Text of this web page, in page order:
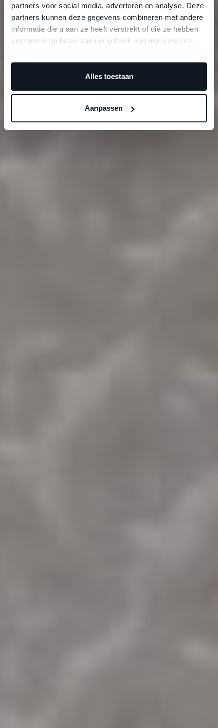
partners voor social media, adverteren en analyse. Deze
partners kunnen deze gegevens combineren met andere
informatie die u aan ze heeft verstrekt of die ze hebben
verzameld op basis van uw gebruik van hun services.
Alles toestaan
Aanpassen